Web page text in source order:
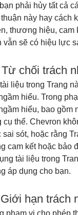
phải hủy tất cả
này hay cách
thương hiệu, cam
vẫn sẽ có hiệu lực
chối trách
liệu trong Trang
hiểu. Trong
hiểu, bao
cụ thể. Chevron
sai sót, hoặc rằng
cam kết hoặc bảo
tài liệu trong
áp dụng cho bạn.
hạn trách
phạm vi cho phép